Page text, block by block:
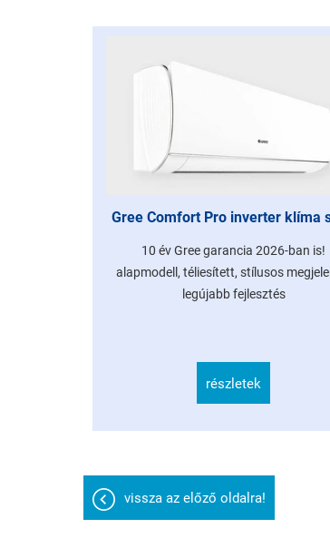
Gree Comfort Pro inverter klíma
10 év Gree garancia 2026-ban is!
alapmodell, téliesített, stílusos
legújabb fejlesztés
részletek
vissza az előző oldalra!